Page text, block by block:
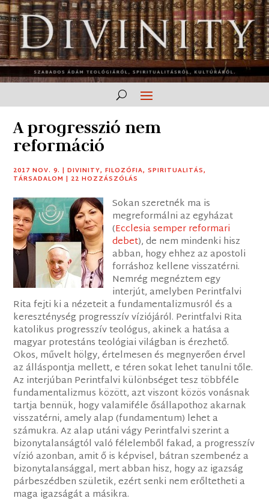
A progresszió nem
reformáció
2017 NOV. 9. |DIVINITY,FILOZÓFIA,SPIRITUALITÁS,
TÁRSADALOM | 22 HOZZÁSZÓLÁS
Sokan szeretnék ma is
megreformálni az egyházat
(Ecclesia semper reformari
debet), de nem mindenki hisz
abban, hogy ehhez az apostoli
forráshoz kellene visszatérni.
Nemrég megnéztem egy
interjút, amelyben Perintfalvi
Rita fejti ki a nézeteit a fundamentalizmusról és a
kereszténység progresszív víziójáról. Perintfalvi Rita
katolikus progresszív teológus, akinek a hatása a
magyar protestáns teológiai világban is érezhető.
Okos, művelt hölgy, értelmesen és megnyerően érvel
az álláspontja mellett, e téren sokat lehet tanulni tőle.
Az interjúban Perintfalvi különbséget tesz többféle
fundamentalizmus között, azt viszont közös vonásnak
tartja bennük, hogy valamiféle ősállapothoz akarnak
visszatérni, amely alap (fundamentum) lehet a
számukra. Az alap utáni vágy Perintfalvi szerint a
bizonytalanságtól való félelemből fakad, a progresszív
vízió azonban, amit ő is képvisel, bátran szembenéz a
bizonytalansággal, mert abban hisz, hogy az igazság
párbeszédben születik, ezért senki nem erőltetheti a
maga igazságát a másikra.